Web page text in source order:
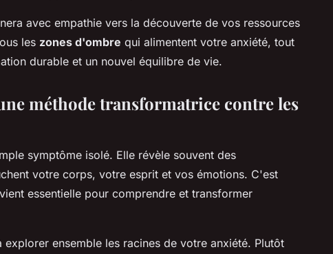
avec empathie vers la découverte de vos ressources
les zones d'ombre qui alimentent votre anxiété, tout
durable et un nouvel équilibre de vie.
méthode transformatrice contre les
symptôme isolé. Elle révèle souvent des
votre corps, votre esprit et vos émotions. C'est
essentielle pour comprendre et transformer
ensemble les racines de votre anxiété. Plutôt